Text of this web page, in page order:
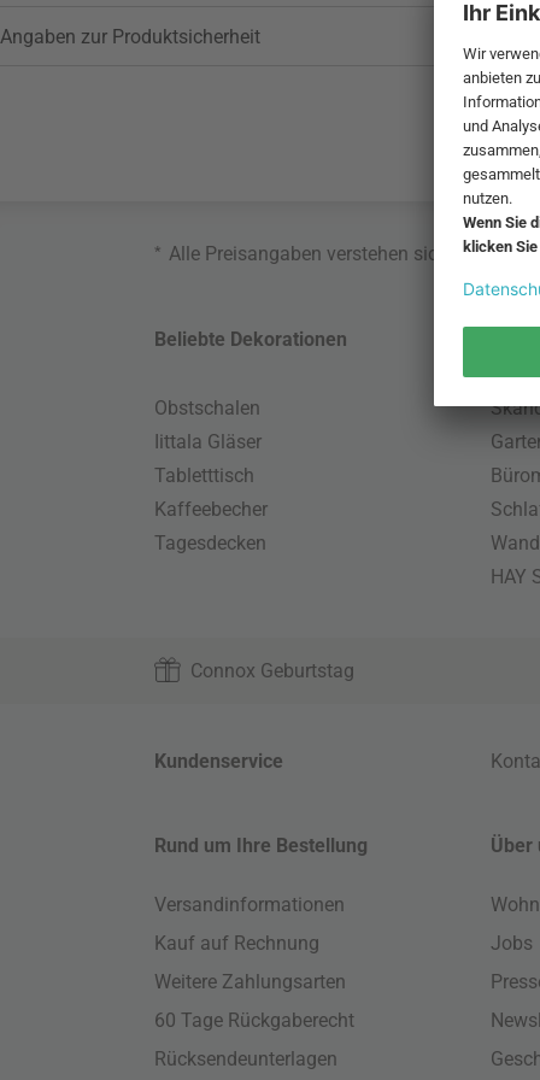
Angaben zur Produktsicherheit
* Alle Preisangaben verstehen sich inklusive
Beliebte Dekorationen
Obstschalen
Iittala Gläser
Tabletttisch
Kaffeebecher
Tagesdecken
HAY
Connox Geburtstag
Kundenservice
Rund um Ihre Bestellung
Versandinformationen
Kauf auf Rechnung
Weitere Zahlungsarten
60 Tage Rückgaberecht
Rücksendeunterlagen
Über
Jobs